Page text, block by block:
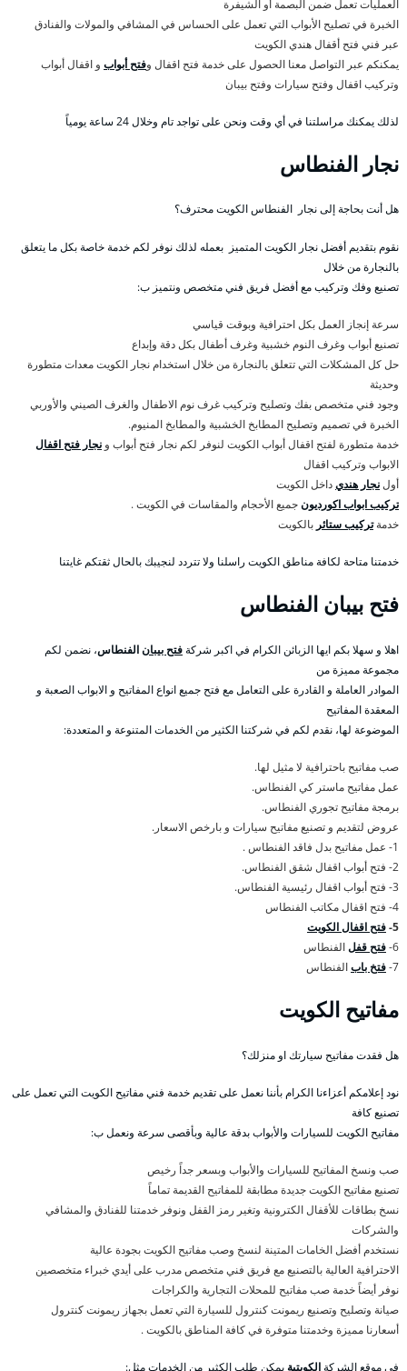
العمليات تعمل ضمن البصمة أو الشيفرة
الخبرة في تصليح الأبواب التي تعمل على الحساس في المشافي والمولات والفنادق
عبر فني فتح أقفال هندي الكويت
يمكنكم عبر التواصل معنا الحصول على خدمة فتح اقفال وفتح أبواب و اقفال أبواب
وتركيب اقفال وفتح سيارات وفتح بيبان
لذلك يمكنك مراسلتنا في أي وقت ونحن على تواجد تام وخلال 24 ساعة يومياً
نجار الفنطاس
هل أنت بحاجة إلى نجار الفنطاس الكويت محترف؟
نقوم بتقديم أفضل نجار الكويت المتميز بعمله لذلك نوفر لكم خدمة خاصة بكل ما يتعلق
بالنجارة من خلال
تصنيع وفك وتركيب مع أفضل فريق فني متخصص ونتميز ب:
سرعة إنجاز العمل بكل احترافية وبوقت قياسي
تصنيع أبواب وغرف النوم خشبية وغرف أطفال بكل دقة وإبداع
حل كل المشكلات التي تتعلق بالنجارة من خلال استخدام نجار الكويت معدات متطورة
وحديثة
وجود فني متخصص بفك وتصليح وتركيب غرف نوم الاطفال والغرف الصيني والأوربي
الخبرة في تصميم وتصليح المطابخ الخشبية والمطابخ المنيوم.
خدمة متطورة لفتح اقفال أبواب الكويت لنوفر لكم نجار فتح أبواب و نجار فتح اقفال
الابواب وتركيب اقفال
أولنجار هنديداخل الكويت
تركيب ابواب اكورديونجميع الأحجام والمقاسات في الكويت .
خدمةتركيب ستائر بالكويت
خدمتنا متاحة لكافة مناطق الكويت راسلنا ولا تتردد لنجيبك بالحال ثقتكم غايتنا
فتح بيبان الفنطاس
اهلا و سهلا بكم ايها الزبائن الكرام في اكبر شركةفتح بيبانالفنطاس، نضمن لكم
مجموعة مميزة من
الموادر العاملة و القادرة على التعامل مع فتح جميع انواع المفاتيح و الابواب الصعبة و
المعقدة المفاتيح
الموضوعة لها، نقدم لكم في شركتنا الكثير من الخدمات المتنوعة و المتعددة:
صب مفاتيح باحترافية لا مثيل لها.
عمل مفاتيح ماستر كي الفنطاس.
برمجة مفاتيح تجوري الفنطاس.
عروض لتقديم و تصنيع مفاتيح سيارات و بارخص الاسعار.
1- عمل مفاتيح بدل فاقد الفنطاس .
2- فتح أبواب اقفال شقق الفنطاس.
3- فتح أبواب اقفال رئيسية الفنطاس.
4- فتح اقفال مكاتب الفنطاس
5- فتح اقفال الكويت
6- فتح قفلالفنطاس
7- فتخ بابالفنطاس
مفاتيح الكويت
هل فقدت مفاتيح سيارتك او منزلك؟
نود إعلامكم أعزاءنا الكرام بأننا نعمل على تقديم خدمة فني مفاتيح الكويت التي تعمل على
تصنيع كافة
مفاتيح الكويت للسيارات والأبواب بدقة عالية وبأقصى سرعة ونعمل ب:
صب ونسخ المفاتيح للسيارات والأبواب وبسعر جداً رخيص
تصنيع مفاتيح الكويت جديدة مطابقة للمفاتيح القديمة تماماً
نسخ بطاقات للأقفال الكترونية وتغير رمز القفل ونوفر خدمتنا للفنادق والمشافي
والشركات
نستخدم أفضل الخامات المتينة لنسخ وصب مفاتيح الكويت بجودة عالية
الاحترافية العالية بالتصنيع مع فريق فني متخصص مدرب على أيدي خبراء متخصصين
نوفر أيضاً خدمة صب مفاتيح للمحلات التجارية والكراجات
صيانة وتصليح وتصنيع ريمونت كنترول للسيارة التي تعمل بجهاز ريمونت كنترول
أسعارنا مميزة وخدمتنا متوفرة في كافة المناطق بالكويت .
في موقع الشركةالكويتية يمكن طلب الكثير من الخدمات مثل: